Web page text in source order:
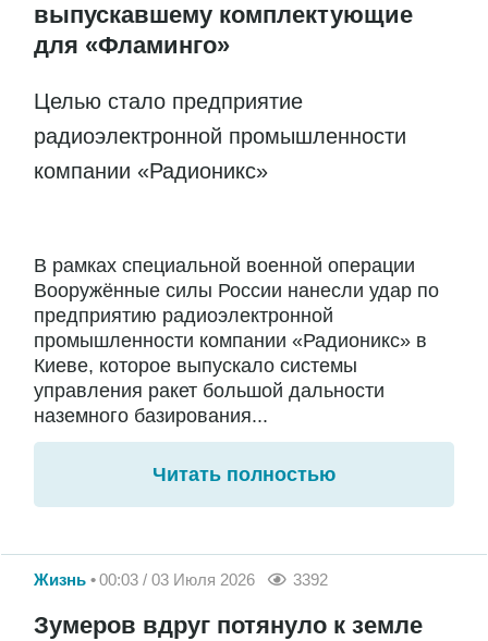
выпускавшему комплектующие
для «Фламинго»
Целью стало предприятие
радиоэлектронной промышленности
компании «Радионикс»
В рамках специальной военной операции
Вооружённые силы России нанесли удар по
предприятию радиоэлектронной
промышленности компании «Радионикс» в
Киеве, которое выпускало системы
управления ракет большой дальности
наземного базирования...
Читать полностью
Жизнь 00:03 / 03 Июля 2026 3392
Зумеров вдруг потянуло к земле